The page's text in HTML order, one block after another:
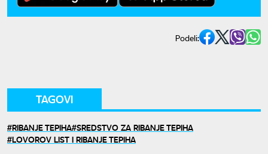
Podeli:
TAGOVI
RIBANJE TEPIHA SREDSTVO ZA RIBANJE TEPIHA
LOVOROV LIST I RIBANJE TEPIHA